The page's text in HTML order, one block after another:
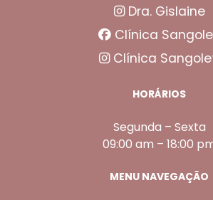
Dra. Gislaine
Clínica
Clínica
HORÁRIOS
Segunda – Sexta
09:00 am – 18:00
MENU NAVEGAÇÃO